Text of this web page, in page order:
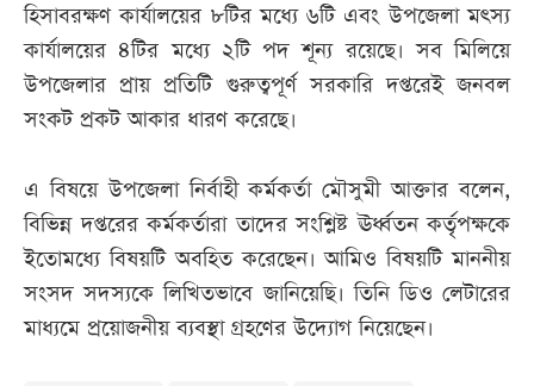
হিসাবরক্ষণ কার্যালয়ের ৮টির মধ্যে ৬টি এবং উপজেলা মৎস্য
কার্যালয়ের ৪টির মধ্যে ২টি পদ শূন্য রয়েছে। সব মিলিয়ে
উপজেলার প্রায় প্রতিটি গুরুত্বপূর্ণ সরকারি দপ্তরেই জনবল
সংকট প্রকট আকার ধারণ করেছে।
এ বিষয়ে উপজেলা নির্বাহী কর্মকর্তা মৌসুমী আক্তার বলেন,
বিভিন্ন দপ্তরের কর্মকর্তারা তাদের সংশ্লিষ্ট ঊর্ধ্বতন কর্তৃপক্ষকে
ইতোমধ্যে বিষয়টি অবহিত করেছেন। আমিও বিষয়টি মাননীয়
সংসদ সদস্যকে লিখিতভাবে জানিয়েছি। তিনি ডিও লেটারের
মাধ্যমে প্রয়োজনীয় ব্যবস্থা গ্রহণের উদ্যোগ নিয়েছেন।